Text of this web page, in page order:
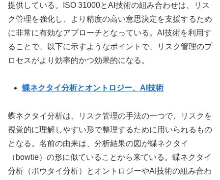
提供している。ISO 31000とAI技術の組み合わせは、リス
ク管理を強化し、より精度の高い意思決定を支援するため
に非常に有効なアプローチとなっている。AI技術を利用す
ることで、以下に示すようなポイントで、リスク管理のプ
ロセスがより効率的かつ効果的になる。
蝶ネクタイ分析とオントロジー、AI技術
蝶ネクタイ分析は、リスク管理の手法の一つで、リスクを
視覚的に理解しやすい形で整理するために用いられるもの
となる。名前の由来は、分析結果の図が蝶ネクタイ
（bowtie）の形に似ていることから来ている。蝶ネクタイ
分析（ボウタイ分析）とオントロジーやAI技術の組み合わ